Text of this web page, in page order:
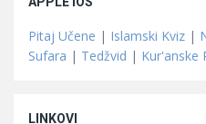
Pitaj Učene | Islamski Kviz |
Sufara | Tedžvid | Kur'anske
LINKOVI